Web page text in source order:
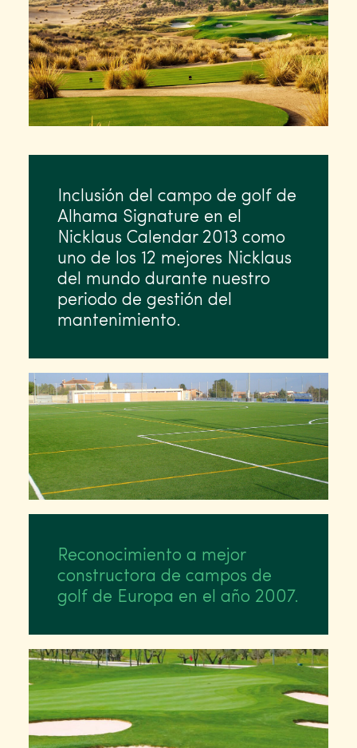
Inclusión del campo de golf de
Alhama Signature en el
Nicklaus Calendar 2013 como
uno de los 12 mejores Nicklaus
del mundo durante nuestro
periodo de gestión del
mantenimiento.
Reconocimiento a mejor
constructora de campos de
golf de Europa en el año 2007.